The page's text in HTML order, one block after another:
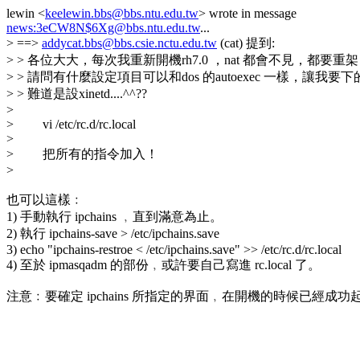
lewin <keelewin.bbs@bbs.ntu.edu.tw> wrote in message
news:3eCW8N$6Xg@bbs.ntu.edu.tw...
> ==> addycat.bbs@bbs.csie.nctu.edu.tw (cat) 提到:
> > 各位大大，每次我重新開機rh7.0 ，nat 都會不見，都要重架
> > 請問有什麼設定項目可以和dos 的autoexec 一樣，讓我要下
> > 難道是設xinetd....^^??
>
> vi /etc/rc.d/rc.local
>
> 把所有的指令加入！
>
也可以這樣﹕
1) 手動執行 ipchains ﹐直到滿意為止。
2) 執行 ipchains-save > /etc/ipchains.save
3) echo "ipchains-restroe < /etc/ipchains.save" >> /etc/rc.d/rc.local
4) 至於 ipmasqadm 的部份﹐或許要自己寫進 rc.local 了。
注意﹕要確定 ipchains 所指定的界面﹐在開機的時候已經成功